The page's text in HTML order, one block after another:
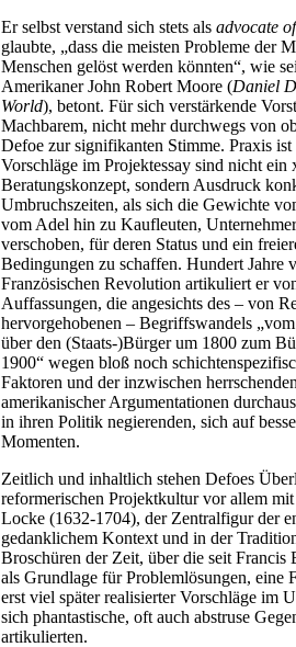
Er selbst verstand sich stets als advocate
glaubte, „dass die meisten Probleme der
Menschen gelöst werden könnten“, wie
Amerikaner John Robert Moore (Daniel
World), betont. Für sich verstärkende
Machbarem, nicht mehr durchwegs von
Defoe zur signifikanten Stimme. Praxis ist
Vorschläge im Projektessay sind nicht ein
Beratungskonzept, sondern Ausdruck
Umbruchszeiten, als sich die Gewichte
vom Adel hin zu Kaufleuten,
verschoben, für deren Status und ein
Bedingungen zu schaffen. Hundert Jahre
Französischen Revolution artikuliert er
Auffassungen, die angesichts des – von
hervorgehobenen – Begriffswandels
über den (Staats-)Bürger um 1800 zum
1900“ wegen bloß noch
Faktoren und der inzwischen
amerikanischer Argumentationen
in ihren Politik negierenden, sich auf
Momenten.
Zeitlich und inhaltlich stehen Defoes
reformerischen Projektkultur vor allem
Locke (1632-1704), der Zentralfigur der
gedanklichem Kontext und in der
Broschüren der Zeit, über die seit Francis
als Grundlage für Problemlösungen, eine
erst viel später realisierter Vorschläge im
sich phantastische, oft auch abstruse
artikulierten.